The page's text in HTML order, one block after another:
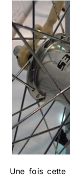
Une fois cette